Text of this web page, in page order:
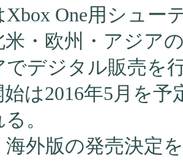
Xbox One用シュー
米・欧州・アジア
でデジタル販売を
始は2016年5月を
。
海外版の発売決定